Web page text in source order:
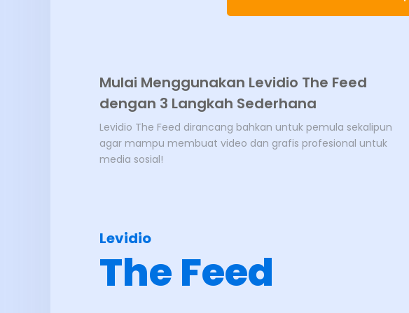
Mulai Menggunakan Levidio The Feed
dengan 3 Langkah Sederhana
Levidio The Feed dirancang bahkan untuk pemula sekalipun
agar mampu membuat video dan grafis profesional untuk
media sosial!
Levidio
The Feed